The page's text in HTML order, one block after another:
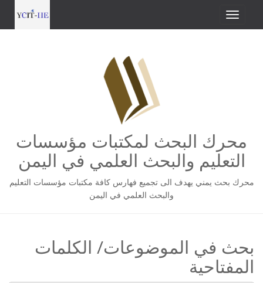
محرك البحث لمكتبات مؤسسات
التعليم والبحث العلمي في اليمن
محرك بحث يمني يهدف الى تجميع فهارس كافة مكتبات مؤسسات التعليم
والبحث العلمي في اليمن
بحث في الموضوعات/ الكلمات
المفتاحية